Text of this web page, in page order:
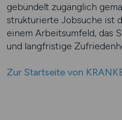
gebündelt zugänglich
strukturierte Jobsuche ist
einem Arbeitsumfeld, das
und langfristige
Zur Startseite von